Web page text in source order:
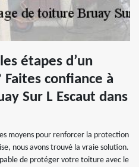
étapes d’un
confiance à
Sur L Escaut dans
moyens pour renforcer la protection
nous avons trouvé la vraie solution.
de protéger votre toiture avec le